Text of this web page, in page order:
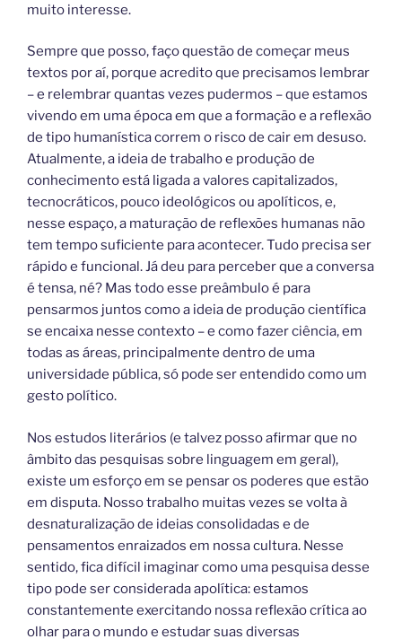
muito interesse.
Sempre que posso, faço questão de começar meus
textos por aí, porque acredito que precisamos lembrar
– e relembrar quantas vezes pudermos – que estamos
vivendo em uma época em que a formação e a reflexão
de tipo humanística correm o risco de cair em desuso.
Atualmente, a ideia de trabalho e produção de
conhecimento está ligada a valores capitalizados,
tecnocráticos, pouco ideológicos ou apolíticos, e,
nesse espaço, a maturação de reflexões humanas não
tem tempo suficiente para acontecer. Tudo precisa ser
rápido e funcional. Já deu para perceber que a conversa
é tensa, né? Mas todo esse preâmbulo é para
pensarmos juntos como a ideia de produção científica
se encaixa nesse contexto – e como fazer ciência, em
todas as áreas, principalmente dentro de uma
universidade pública, só pode ser entendido como um
gesto político.
Nos estudos literários (e talvez posso afirmar que no
âmbito das pesquisas sobre linguagem em geral),
existe um esforço em se pensar os poderes que estão
em disputa. Nosso trabalho muitas vezes se volta à
desnaturalização de ideias consolidadas e de
pensamentos enraizados em nossa cultura. Nesse
sentido, fica difícil imaginar como uma pesquisa desse
tipo pode ser considerada apolítica: estamos
constantemente exercitando nossa reflexão crítica ao
olhar para o mundo e estudar suas diversas